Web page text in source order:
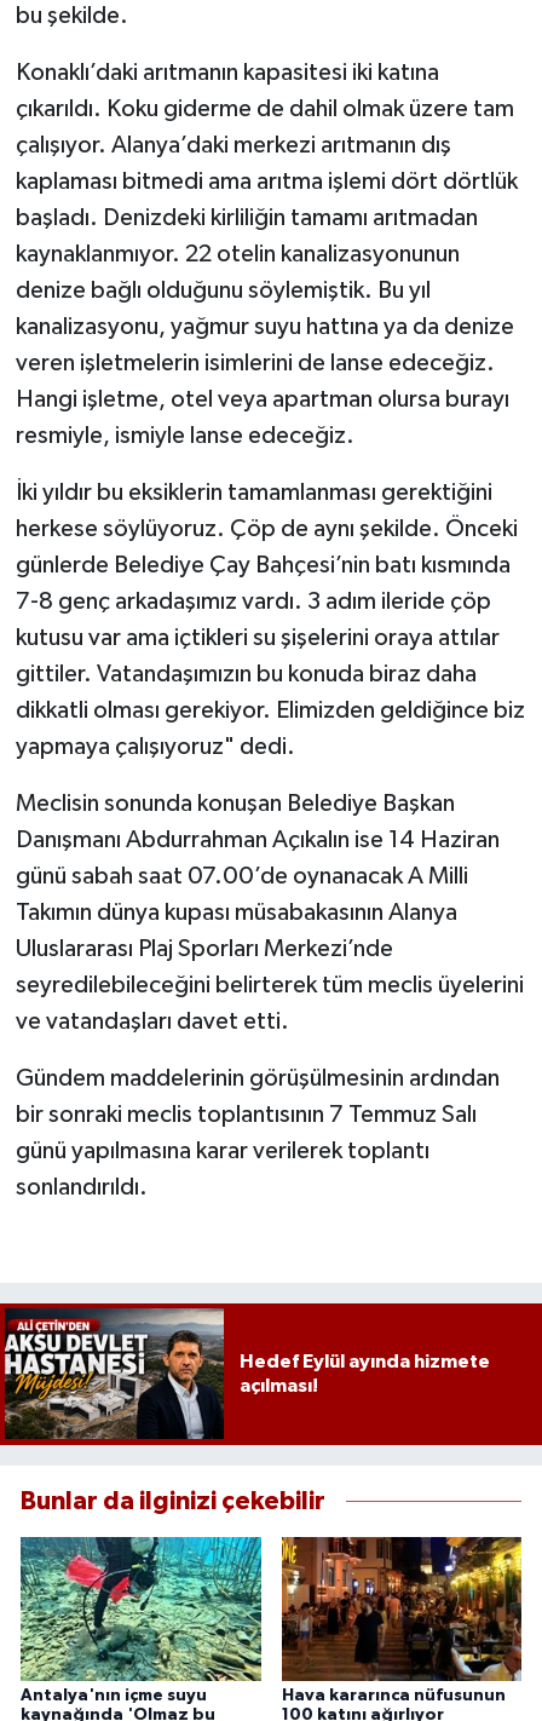
bu şekilde.
Konaklı’daki arıtmanın kapasitesi iki katına
çıkarıldı. Koku giderme de dahil olmak üzere tam
çalışıyor. Alanya’daki merkezi arıtmanın dış
kaplaması bitmedi ama arıtma işlemi dört dörtlük
başladı. Denizdeki kirliliğin tamamı arıtmadan
kaynaklanmıyor. 22 otelin kanalizasyonunun
denize bağlı olduğunu söylemiştik. Bu yıl
kanalizasyonu, yağmur suyu hattına ya da denize
veren işletmelerin isimlerini de lanse edeceğiz.
Hangi işletme, otel veya apartman olursa burayı
resmiyle, ismiyle lanse edeceğiz.
İki yıldır bu eksiklerin tamamlanması gerektiğini
herkese söylüyoruz. Çöp de aynı şekilde. Önceki
günlerde Belediye Çay Bahçesi’nin batı kısmında
7-8 genç arkadaşımız vardı. 3 adım ileride çöp
kutusu var ama içtikleri su şişelerini oraya attılar
gittiler. Vatandaşımızın bu konuda biraz daha
dikkatli olması gerekiyor. Elimizden geldiğince biz
yapmaya çalışıyoruz" dedi.
Meclisin sonunda konuşan Belediye Başkan
Danışmanı Abdurrahman Açıkalın ise 14 Haziran
günü sabah saat 07.00’de oynanacak A Milli
Takımın dünya kupası müsabakasının Alanya
Uluslararası Plaj Sporları Merkezi’nde
seyredilebileceğini belirterek tüm meclis üyelerini
ve vatandaşları davet etti.
Gündem maddelerinin görüşülmesinin ardından
bir sonraki meclis toplantısının 7 Temmuz Salı
günü yapılmasına karar verilerek toplantı
sonlandırıldı.
Hedef Eylül ayında hizmete
açılması!
Bunlar da ilginizi çekebilir
Antalya'nın içme suyu
kaynağında 'Olmaz bu
Hava kararınca nüfusunun
100 katını ağırlıyor